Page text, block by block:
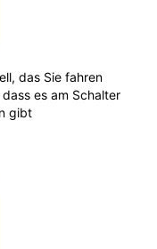
das Sie fahren
es am Schalter
gibt